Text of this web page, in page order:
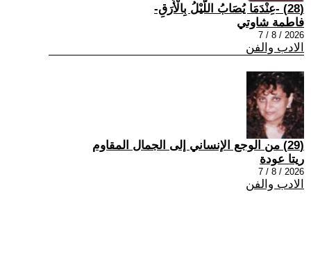
(28) -عِنْدَمَا يُصَابُ اللَّيْلُ بِالْأَرَقِ-
فاطمة شاوتي
2026 / 8 / 7
الادب والفن
(29) من الوجع الإنساني إلى الجمال المقاوم
ريتا عودة
2026 / 8 / 7
الادب والفن